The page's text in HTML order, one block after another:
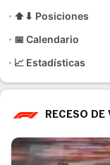
⬆⬇ Posiciones
📅 Calendario
📈 Estadísticas
RECESO DE